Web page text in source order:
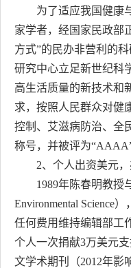
为了适应我国健康与
家学者，经国家民政部
方式”的民办非营利的
研究中心立足新世纪科
高生活质量的新技术和
求，按照人民群众对健
控制、艾滋病防治、全
称号，并被评为
2、个人出资美元，
1989年陈春明教授与
Environmental Science
任何费用维持编辑部工
个人一次捐献3万美元
文学术期刊（2012年影